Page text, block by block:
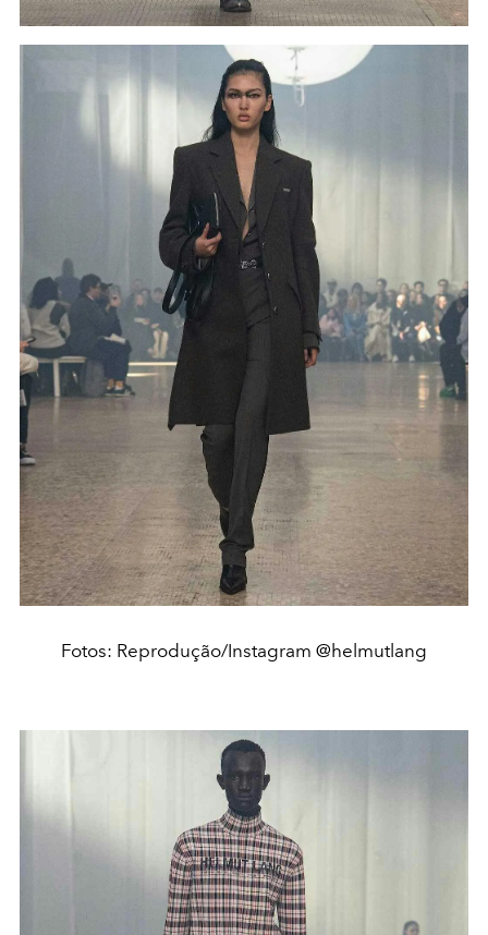
Fotos: Reprodução/Instagram @helmutlang